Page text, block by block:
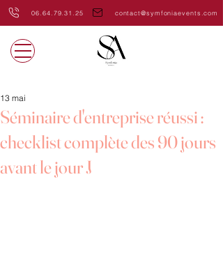
06.64.79.31.25 contact@symfoniaevents.com
Séminaire d'entreprise réussi :
checklist complète des 90 jours
avant le jour J
13 mai